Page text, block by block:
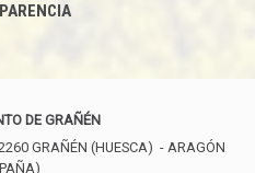
DE GRAÑÉN
GRAÑÉN (HUESCA) - ARAGÓN